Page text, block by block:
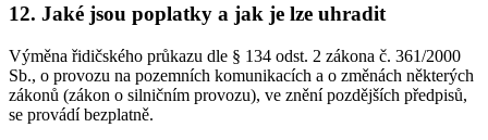
12. Jaké jsou poplatky a jak je lze uhradit
Výměna řidičského průkazu dle § 134 odst. 2 zákona č. 361/2000
Sb., o provozu na pozemních komunikacích a o změnách některých
zákonů (zákon o silničním provozu), ve znění pozdějších předpisů,
se provádí bezplatně.